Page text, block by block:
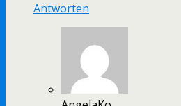
Antworten